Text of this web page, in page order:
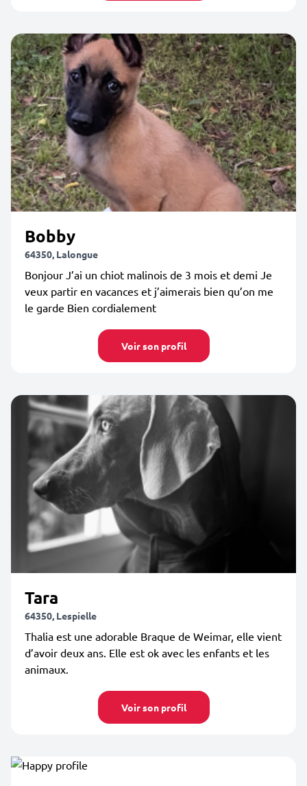
Bobby
64350, Lalongue
Bonjour J’ai un chiot malinois de 3 mois et demi Je
veux partir en vacances et j’aimerais bien qu’on me
le garde Bien cordialement
Voir son profil
Tara
64350, Lespielle
Thalia est une adorable Braque de Weimar, elle vient
d’avoir deux ans. Elle est ok avec les enfants et les
animaux.
Voir son profil